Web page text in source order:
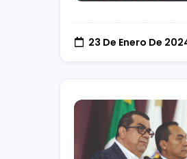
23 De Enero De